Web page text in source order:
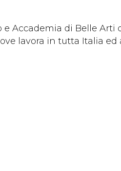
Accademia di Belle Arti
lavora in tutta Italia